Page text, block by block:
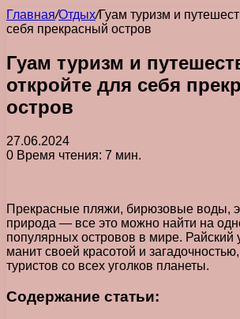
Главная/Отдых/Гуам туризм и
себя прекрасный остров
Гуам туризм и
откройте для себя
остров
27.06.2024
0 Время чтения: 7 мин.
Прекрасные пляжи, бирюзовые воды,
природа — все это можно найти на
популярных островов в мире. Райский
манит своей красотой и
туристов со всех уголков планеты.
Содержание статьи: